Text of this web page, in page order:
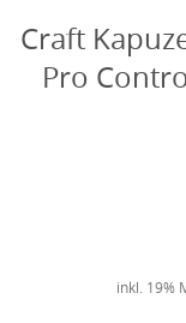
Craft
Pro
inkl. 19%